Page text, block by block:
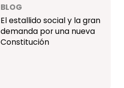
BLOG
El estallido social y la gran
demanda por una nueva
Constitución